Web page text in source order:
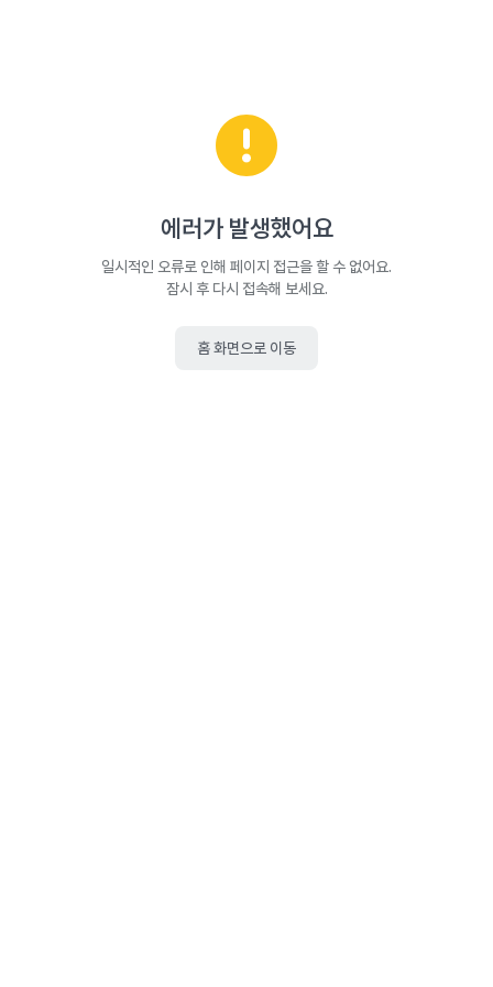
에러가 발생했어요
일시적인 오류로 인해 페이지 접근을 할 수 없어요.
잠시 후 다시 접속해 보세요.
홈 화면으로 이동